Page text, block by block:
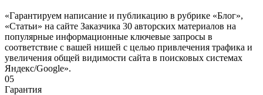
«Гарантируем написание и публикацию в рубрике «Блог»,
«Статьи» на сайте Заказчика 30 авторских материалов на
популярные информационные ключевые запросы в
соответствие с вашей нишей с целью привлечения трафика и
увеличения общей видимости сайта в поисковых системах
Яндекс/Google».
05
Гарантия